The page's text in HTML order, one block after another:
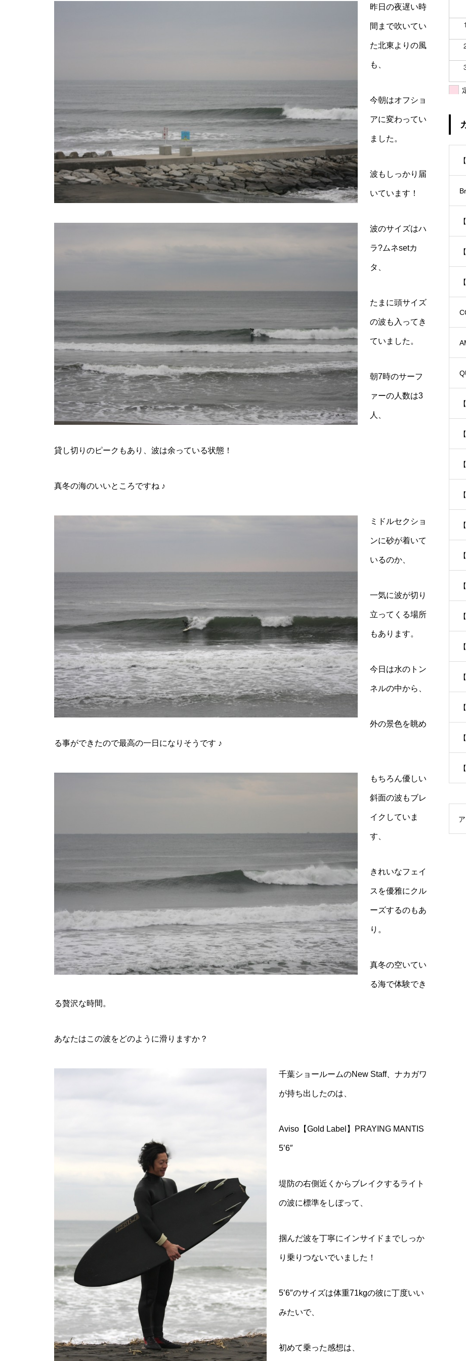
昨日の夜遅い時
間まで吹いてい
た北東よりの風
も、
今朝はオフショ
アに変わってい
ました。
波もしっかり届
いています！
波のサイズはハ
ラ?ムネsetカ
タ、
たまに頭サイズ
の波も入ってき
ていました。
朝7時のサーフ
ァーの人数は3
人、
貸し切りのピークもあり、波は余っている状態！
真冬の海のいいところですね ♪
ミドルセクショ
ンに砂が着いて
いるのか、
一気に波が切り
立ってくる場所
もあります。
今日は水のトン
ネルの中から、
外の景色を眺め
る事ができたので最高の一日になりそうです ♪
もちろん優しい
斜面の波もブレ
イクしていま
す、
きれいなフェイ
スを優雅にクル
ーズするのもあ
り。
真冬の空いてい
る海で体験でき
る贅沢な時間。
あなたはこの波をどのように滑りますか？
千葉ショールームのNew Staff、ナカガワ
が持ち出したのは、
Aviso【Gold Label】PRAYING MANTIS
5’6″
堤防の右側近くからブレイクするライト
の波に標準をしぼって、
掴んだ波を丁寧にインサイドまでしっか
り乗りつないでいました！
5’6″のサイズは体重71kgの彼に丁度いい
みたいで、
初めて乗った感想は、